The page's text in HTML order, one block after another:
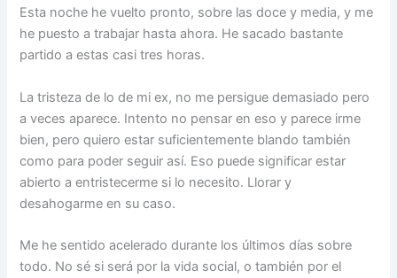
Esta noche he vuelto pronto, sobre las doce y media, y me
he puesto a trabajar hasta ahora. He sacado bastante
partido a estas casi tres horas.
La tristeza de lo de mi ex, no me persigue demasiado pero
a veces aparece. Intento no pensar en eso y parece irme
bien, pero quiero estar suficientemente blando también
como para poder seguir así. Eso puede significar estar
abierto a entristecerme si lo necesito. Llorar y
desahogarme en su caso.
Me he sentido acelerado durante los últimos días sobre
todo. No sé si será por la vida social, o también por el